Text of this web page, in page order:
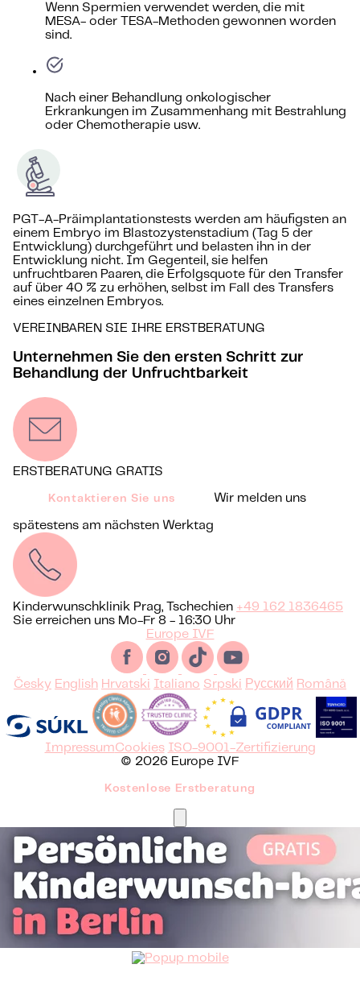
Wenn Spermien verwendet werden, die mit
MESA- oder TESA-Methoden gewonnen worden
sind.
Nach einer Behandlung onkologischer
Erkrankungen im Zusammenhang mit Bestrahlung
oder Chemotherapie usw.
PGT-A-Präimplantationstests werden am häufigsten an
einem Embryo im Blastozystenstadium (Tag 5 der
Entwicklung) durchgeführt und belasten ihn in der
Entwicklung nicht. Im Gegenteil, sie helfen
unfruchtbaren Paaren, die Erfolgsquote für den Transfer
auf über 40 % zu erhöhen, selbst im Fall des Transfers
eines einzelnen Embryos.
VEREINBAREN SIE IHRE ERSTBERATUNG
Unternehmen Sie den ersten Schritt zur
Behandlung der Unfruchtbarkeit
ERSTBERATUNG GRATIS
Kontaktieren Sie uns Wir melden uns
spätestens am nächsten Werktag
Kinderwunschklinik Prag, Tschechien +49 162 1836465
Sie erreichen uns Mo-Fr 8 - 16:30 Uhr
Europe IVF
Česky English Hrvatski Italiano Srpski Русский Română
ImpressumCookies
ISO-9001-Zertifizierung
© 2026 Europe IVF
Kostenlose Erstberatung